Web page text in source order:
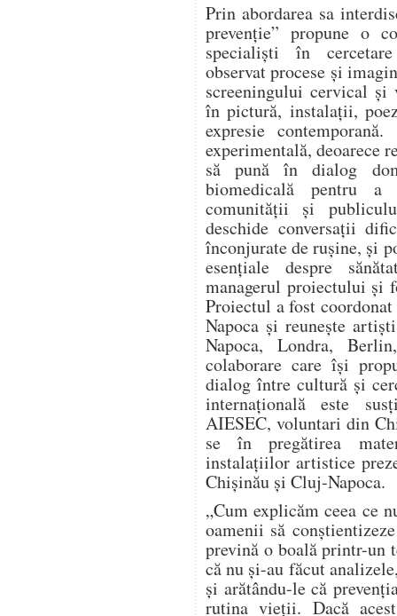
Prin abordarea sa
prevenție” propune o
specialiști în
observat procese și
screeningului cervical și
în pictură, instalații,
expresie
experimentală, deoarece
să pună în dialog
biomedicală pentru a
comunității și
deschide conversații
înconjurate de rușine, și
esențiale despre
managerul proiectului și
Proiectul a fost
Napoca și reunește
Napoca, Londra,
colaborare care își
dialog între cultură și
internațională este
AIESEC, voluntari din
se în pregătirea
instalațiilor artistice
Chișinău și Cluj-Napoca.
„Cum explicăm ceea ce
oamenii să
prevină o boală printr-un
că nu și-au făcut
și arătându-le că
rutina vieții. Dacă